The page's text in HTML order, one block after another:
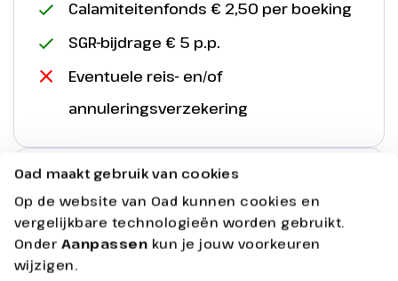
Oad maakt gebruik van cookies
Op de website van Oad kunnen cookies en
vergelijkbare technologieën worden gebruikt.
Onder Aanpassen kun je jouw voorkeuren
wijzigen.
Calamiteitenfonds € 2,50 per boeking
SGR-bijdrage € 5 p.p.
Eventuele reis- en/of
annuleringsverzekering
Faciliteiten
Meet & Greet met Disney Figuren
Buffetrestaurant Hunter's Grill